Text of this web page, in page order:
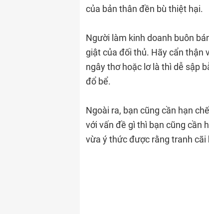
của bản thân đền bù thiệt hại.
Người làm kinh doanh buôn
giật của đối thủ. Hãy cẩn thận
ngây thơ hoặc lơ là thì dễ sập
đổ bể.
Ngoài ra, bạn cũng cần hạn
với vấn đề gì thì bạn cũng cần
vừa ý thức được rằng tranh cãi